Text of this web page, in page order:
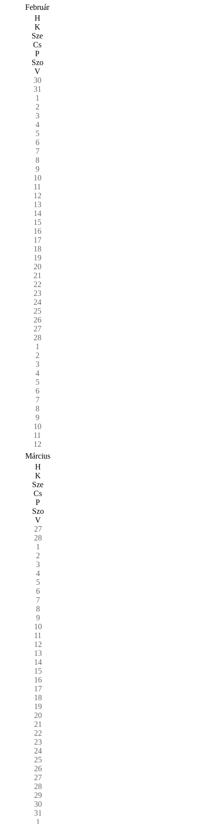
Február
H
K
Sze
Cs
P
Szo
V
30
31
1
2
3
4
5
6
7
8
9
10
11
12
13
14
15
16
17
18
19
20
21
22
23
24
25
26
27
28
1
2
3
4
5
6
7
8
9
10
11
12
Március
H
K
Sze
Cs
P
Szo
V
27
28
1
2
3
4
5
6
7
8
9
10
11
12
13
14
15
16
17
18
19
20
21
22
23
24
25
26
27
28
29
30
31
1